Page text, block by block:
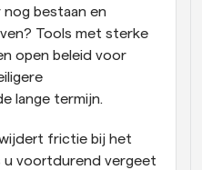
nog bestaan en
Tools met sterke
open beleid voor
lange termijn.
frictie bij het
u voortdurend vergeet